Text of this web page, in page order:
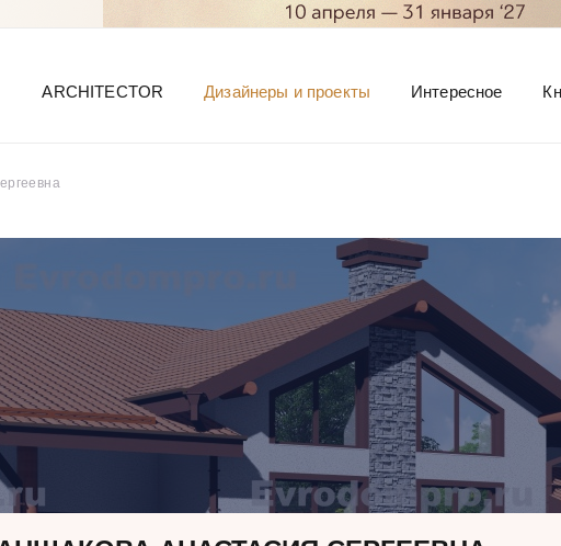
ARCHITECTOR Дизайнеры и проекты Интересное